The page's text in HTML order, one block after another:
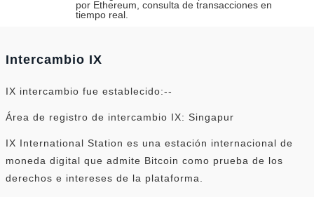
por Ethereum, consulta de transacciones en
tiempo real.
Intercambio IX
IX intercambio fue establecido:--
Área de registro de intercambio IX: Singapur
IX International Station es una estación internacional de
moneda digital que admite Bitcoin como prueba de los
derechos e intereses de la plataforma.